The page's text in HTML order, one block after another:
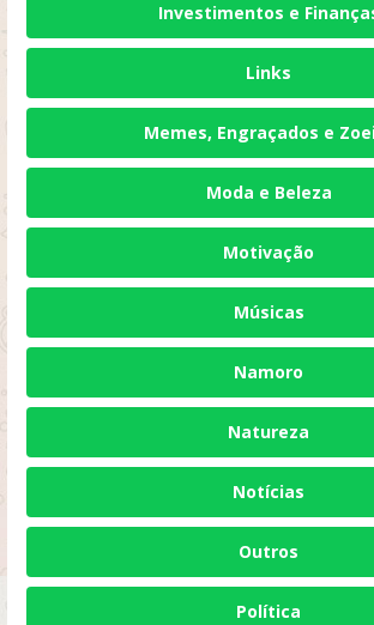
Investimentos e
Links
Memes, Engraçados e
Moda e Beleza
Motivação
Músicas
Namoro
Natureza
Notícias
Outros
Política